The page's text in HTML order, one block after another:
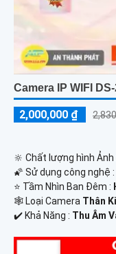
Camera IP WIFI
2,000,000 ₫
🔆 Chất lượng hình Ảnh
🌠 Sử dụng công nghệ :
⭐ Tầm Nhìn Ban Đêm :
🕸️ Loại Camera Thân
️✔️ Khả Năng : Thu Âm